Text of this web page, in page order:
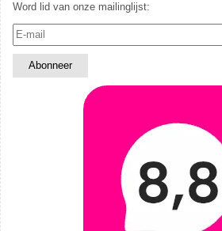
Word lid van onze mailinglijst: